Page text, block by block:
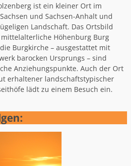
ist ein kleiner Ort im
und Sachsen-Anhalt und
Landschaft. Das Ortsbild
Höhenburg Burg
Burgkirche – ausgestattet mit
barocken Ursprungs – sind
Anziehungspunkte. Auch der Ort
erhaltener landschaftstypischer
lädt zu einem Besuch ein.